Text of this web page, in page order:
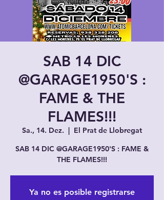
SAB 14 DIC
@GARAGE1950'S :
FAME & THE
FLAMES!!!
Sa., 14. Dez.
  |
El Prat de Llobregat
SAB 14 DIC @GARAGE1950'S : FAME &
THE FLAMES!!!
Ya no es posible registrarse